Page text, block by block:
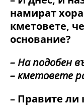
намират
кметовете,
основание?
– На подобен
– кметовете
– Правите